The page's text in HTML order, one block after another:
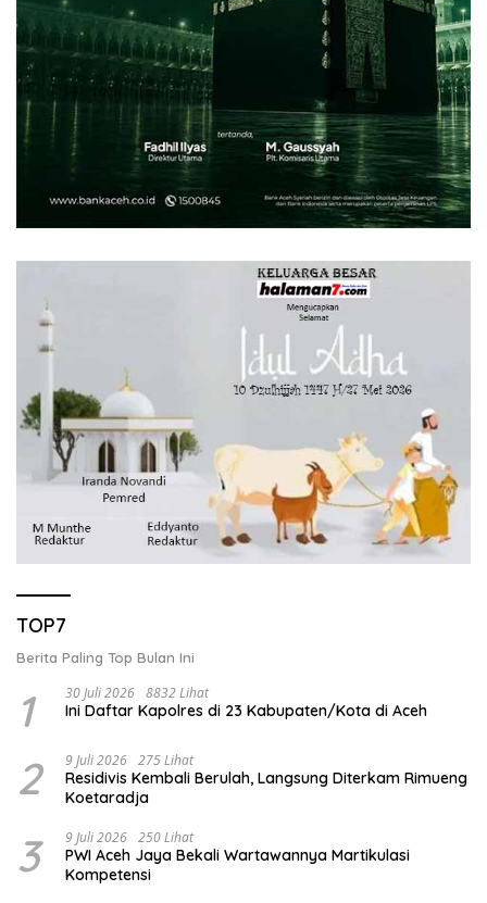
TOP7
Berita Paling Top Bulan Ini
1 30 Juli 2026 8832 Lihat
Ini Daftar Kapolres di 23 Kabupaten/Kota di Aceh
2 9 Juli 2026 275 Lihat
Residivis Kembali Berulah, Langsung Diterkam Rimueng
Koetaradja
3 9 Juli 2026 250 Lihat
PWI Aceh Jaya Bekali Wartawannya Martikulasi
Kompetensi